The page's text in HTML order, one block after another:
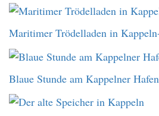
Maritimer Trödelladen in
Blaue Stunde am Kappelner Hafen